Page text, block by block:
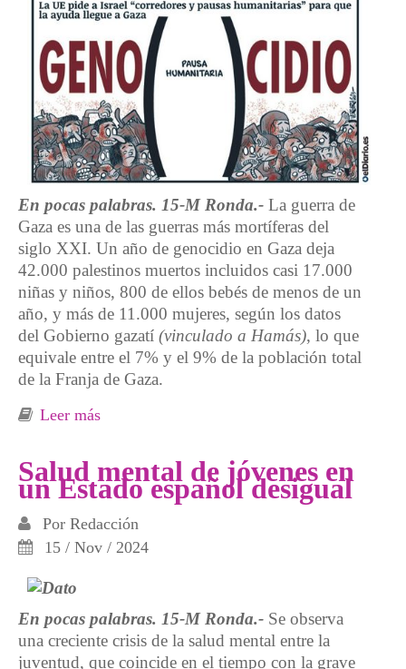
En pocas palabras. 15-M Ronda.- La guerra de
Gaza es una de las guerras más mortíferas del
siglo XXI. Un año de genocidio en Gaza deja
42.000 palestinos muertos incluidos casi 17.000
niñas y niños, 800 de ellos bebés de menos de un
año, y más de 11.000 mujeres, según los datos
del Gobierno gazatí (vinculado a Hamás), lo que
equivale entre el 7% y el 9% de la población total
de la Franja de Gaza.
Leer más
Salud mental de jóvenes en
un Estado español desigual
Por Redacción
15 / Nov / 2024
En pocas palabras. 15-M Ronda.- Se observa
una creciente crisis de la salud mental entre la
juventud, que coincide en el tiempo con la grave